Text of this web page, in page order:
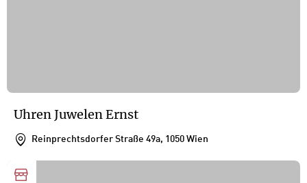
Uhren Juwelen Ernst
Reinprechtsdorfer Straße 49a, 1050 Wien